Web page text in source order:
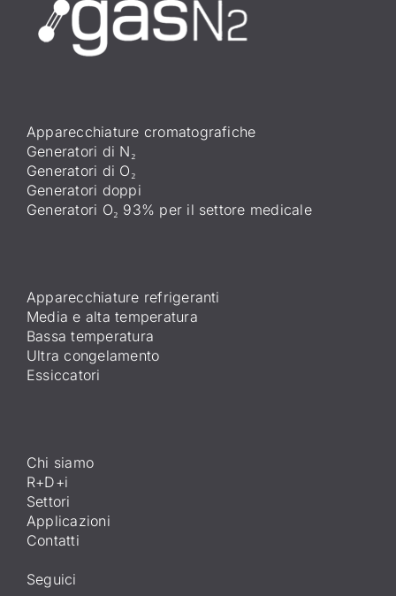
Apparecchiature cromatografiche
Generatori di N₂
Generatori di O₂
Generatori doppi
Generatori O₂ 93% per il settore medicale
Apparecchiature refrigeranti
Media e alta temperatura
Bassa temperatura
Ultra congelamento
Essiccatori
Chi siamo
R+D+i
Settori
Applicazioni
Contatti
Seguici